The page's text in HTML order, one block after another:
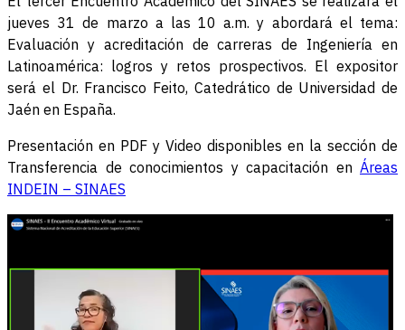
jueves 31 de marzo a las 10 a.m. y abordará el tema:
Evaluación y acreditación de carreras de Ingeniería en
Latinoamérica: logros y retos prospectivos. El expositor
será el Dr. Francisco Feito, Catedrático de Universidad de
Jaén en España.
Presentación en PDF y Video disponibles en la sección de
Transferencia de conocimientos y capacitación en Áreas
INDEIN – SINAES